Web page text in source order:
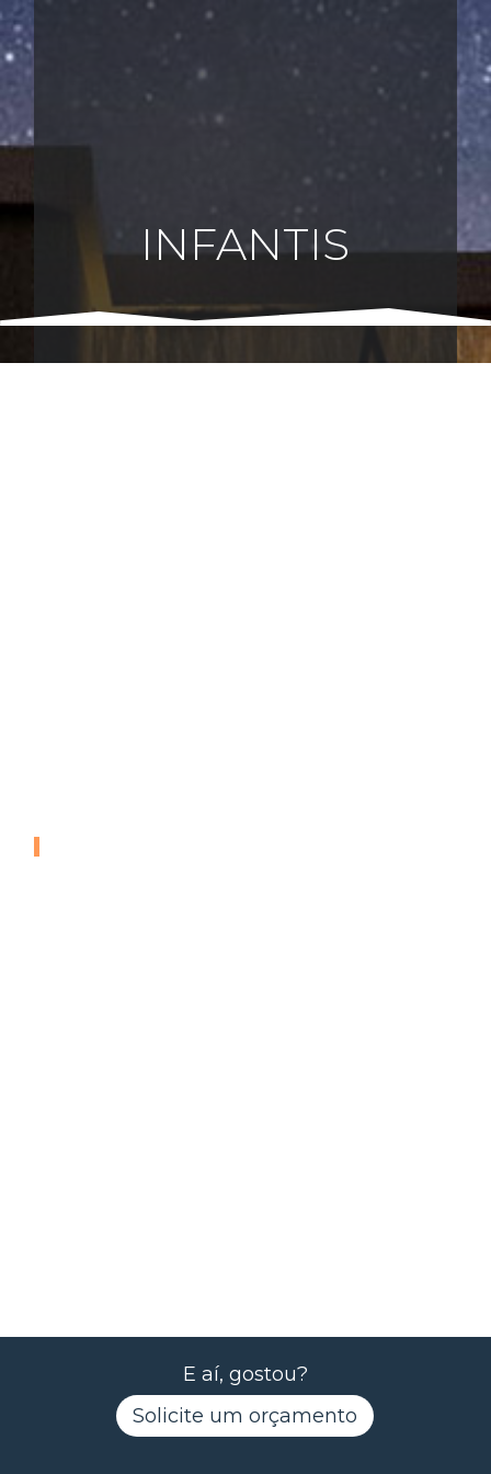
INFANTIS
E aí, gostou?
Solicite um orçamento